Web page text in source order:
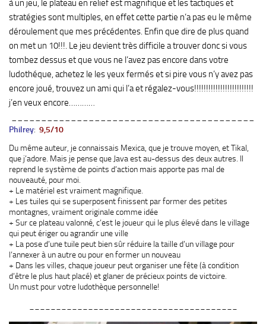
à un jeu, le plateau en relief est magnifique et les tactiques et
stratégies sont multiples, en effet cette partie n’a pas eu le même
déroulement que mes précédentes. Enfin que dire de plus quand
on met un 10!!!. Le jeu devient très difficile a trouver donc si vous
tombez dessus et que vous ne l’avez pas encore dans votre
ludothéque, achetez le les yeux fermés et si pire vous n’y avez pas
encore joué, trouvez un ami qui l’a et régalez-vous!!!!!!!!!!!!!!!!!!!!!!!!!
j’en veux encore…………
Philrey: 9,5/10
Du même auteur, je connaissais Mexica, que je trouve moyen, et Tikal,
que j’adore. Mais je pense que Java est au-dessus des deux autres. Il
reprend le système de points d’action mais apporte pas mal de
nouveauté, pour moi.
+ Le matériel est vraiment magnifique.
+ Les tuiles qui se superposent finissent par former des petites
montagnes, vraiment originale comme idée
+ Sur ce plateau valonné, c’est le joueur qui le plus élevé dans le village
qui peut ériger ou agrandir une ville
+ La pose d’une tuile peut bien sûr réduire la taille d’un village pour
l’annexer à un autre ou pour en former un nouveau
+ Dans les villes, chaque joueur peut organiser une fête (à condition
d’être le plus haut placé) et glaner de précieux points de victoire.
Un must pour votre ludothèque personnelle!